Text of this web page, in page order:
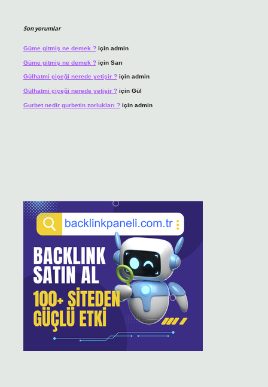
Son yorumlar
Güme gitmiş ne demek ?için admin
Güme gitmiş ne demek ?için Sarı
Gülhatmi çiçeği nerede yetişir ?için admin
Gülhatmi çiçeği nerede yetişir ?için Gül
Gurbet nedir gurbetin zorlukları ?için admin